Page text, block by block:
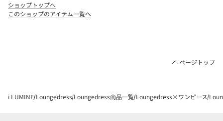
ショップトップへ
このショップのアイテム一覧へ
ページトップ
i LUMINE Loungedress Loungedress商品一覧 Loungedress×ワンピース